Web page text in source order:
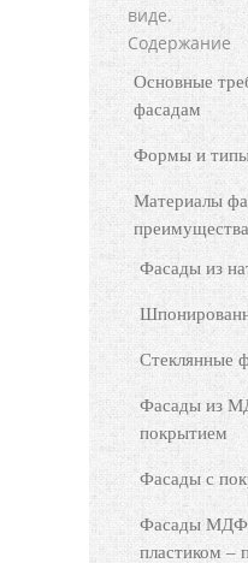
виде.
Содержание
Основные
фасадам
Формы и
Материалы
Фасады из
Стеклянные
Фасады из
покрытием
Фасады с
Фасады МДФ
пластиком –